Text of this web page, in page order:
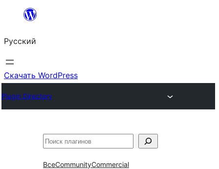
Перейти
содержимому
Русский
Скачать WordPress
Plugin Directory
Поиск
ВсеCommunityCommercial